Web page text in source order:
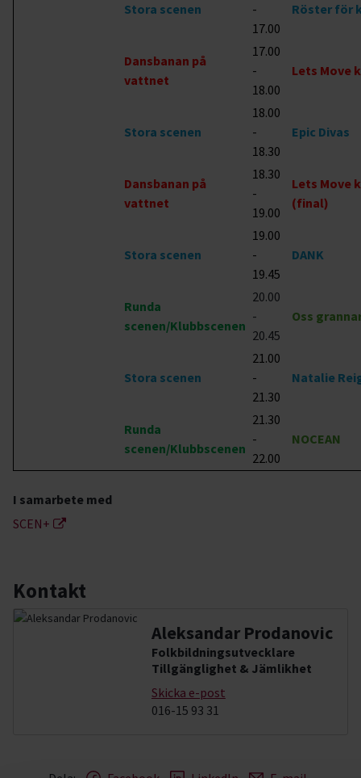
Stora scenen
-
17.00
Röster för
Dansbanan på
vattnet
17.00
-
18.00
Lets Move
Stora scenen
18.00
-
18.30
Epic Divas
Dansbanan på
vattnet
18.30
-
19.00
Lets Move
(final)
Stora scenen
19.00
-
19.45
DANK
Runda
scenen/Klubbscenen
20.00
-
20.45
Oss
Stora scenen
21.00
-
21.30
Natalie
Runda
scenen/Klubbscenen
21.30
-
22.00
NOCEAN
I samarbete med
SCEN+
Kontakt
Aleksandar Prodanovic
Folkbildningsutvecklare
Tillgänglighet & Jämlikhet
Skicka e-post
016-15 93 31